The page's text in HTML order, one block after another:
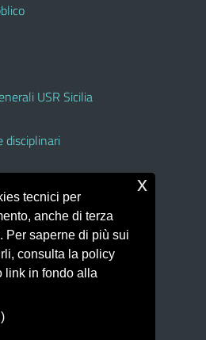
USR Sicilia
disciplinari
della Sicilia
tecnici per
anche di terza
Per saperne di più sui
consulta la policy
link in fondo alla
x